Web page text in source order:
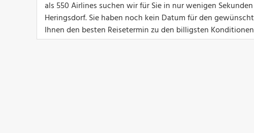
als 550 Airlines suchen wir für Sie in nur wenigen
Heringsdorf. Sie haben noch kein Datum für den
Ihnen den besten Reisetermin zu den billigsten